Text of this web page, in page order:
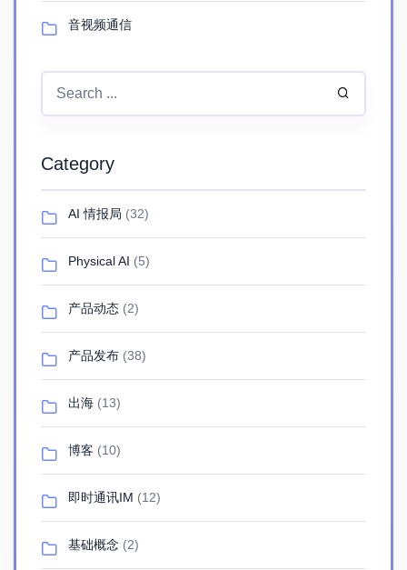
音视频通信
Category
AI 情报局 (32)
Physical AI (5)
产品动态 (2)
产品发布 (38)
出海 (13)
博客 (10)
即时通讯IM (12)
基础概念 (2)